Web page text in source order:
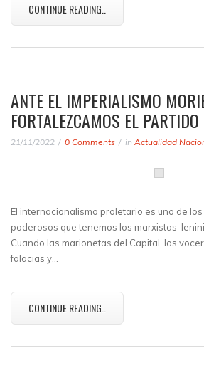
CONTINUE READING..
ANTE EL IMPERIALISMO
FORTALEZCAMOS EL PARTIDO
21/11/2022 0 Comments in Actualidad
El internacionalismo proletario es uno de
poderosos que tenemos los marxistas-
Cuando las marionetas del Capital, los
falacias y…
CONTINUE READING..